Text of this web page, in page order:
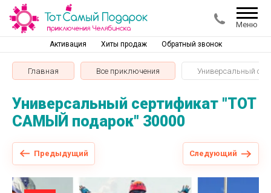
Меню
Активация Хиты продаж Обратный звонок
Главная Все приключения Универсальный
Универсальный сертификат "ТОТ
САМЫЙ подарок" 30000
Предыдущий Следующий